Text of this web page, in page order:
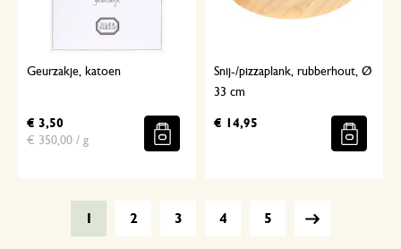
Geurzakje, katoen
€ 3,50
€ 350,00 / g
Snij-/pizzaplank, rubberhout, Ø
33 cm
€ 14,95
2 3 4 5